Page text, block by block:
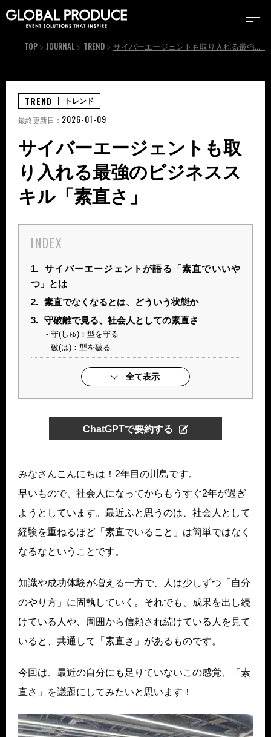
TOP JOURNAL TREND サイバーエージェントも取り入れる最強のビジネススキル「素直さ」
サイバーエージェントも取
り入れる最強のビジネスス
キル「素直さ」
INDEX
1.
サイバーエージェントが語る「素直でいいや
つ」とは
2. 素直でなくなるとは、どういう状態か
3. 守破離で見る、社会人としての素直さ
守(しゅ)：型を守る
破(は)：型を破る
全て表示
ChatGPTで要約する
みなさんこんにちは！2年目の川島です。
早いもので、社会人になってからもうすぐ2年が過ぎ
ようとしています。最近ふと思うのは、社会人として
経験を重ねるほど「素直でいること」は簡単ではなく
なるなということです。
知識や成功体験が増える一方で、人は少しずつ「自分
のやり方」に固執していく。それでも、成果を出し続
けている人や、周囲から信頼され続けている人を見て
いると、共通して「素直さ」があるものです。
今回は、最近の自分にも足りていないこの感覚、「素
直さ」を議題にしてみたいと思います！
TREND トレンド
最終更新日： 2026-01-09